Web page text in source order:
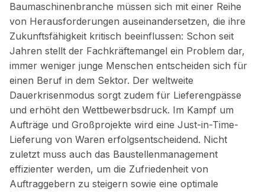
Baumaschinenbranche müssen sich mit einer Reihe
von Herausforderungen auseinandersetzen, die ihre
Zukunftsfähigkeit kritisch beeinflussen: Schon seit
Jahren stellt der Fachkräftemangel ein Problem dar,
immer weniger junge Menschen entscheiden sich für
einen Beruf in dem Sektor. Der weltweite
Dauerkrisenmodus sorgt zudem für Lieferengpässe
und erhöht den Wettbewerbsdruck. Im Kampf um
Aufträge und Großprojekte wird eine Just-in-Time-
Lieferung von Waren erfolgsentscheidend. Nicht
zuletzt muss auch das Baustellenmanagement
effizienter werden, um die Zufriedenheit von
Auftraggebern zu steigern sowie eine optimale